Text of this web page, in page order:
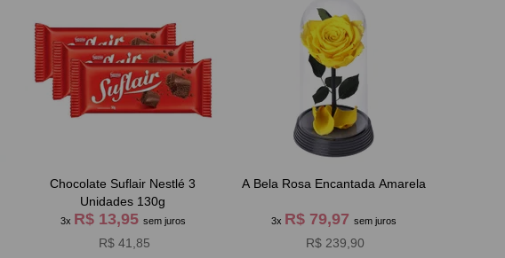
Chocolate Suflair Nestlé 3
Unidades 130g
3x R$ 13,95 sem juros
R$ 41,85
A Bela Rosa Encantada Amarela
3x R$ 79,97 sem juros
R$ 239,90